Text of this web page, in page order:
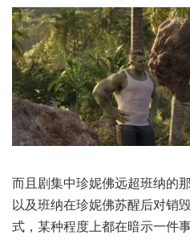
而且剧集中珍妮佛远超班纳的
以及班纳在珍妮佛苏醒后对销
式，某种程度上都在暗示一